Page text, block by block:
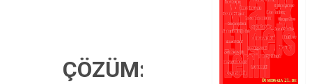
ÇÖZÜM: